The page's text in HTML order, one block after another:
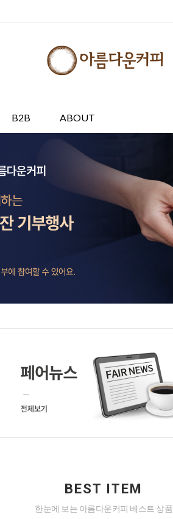
B2B ABOUT
BEST ITEM
한눈에 보는 아름다운커피 베스트 상품